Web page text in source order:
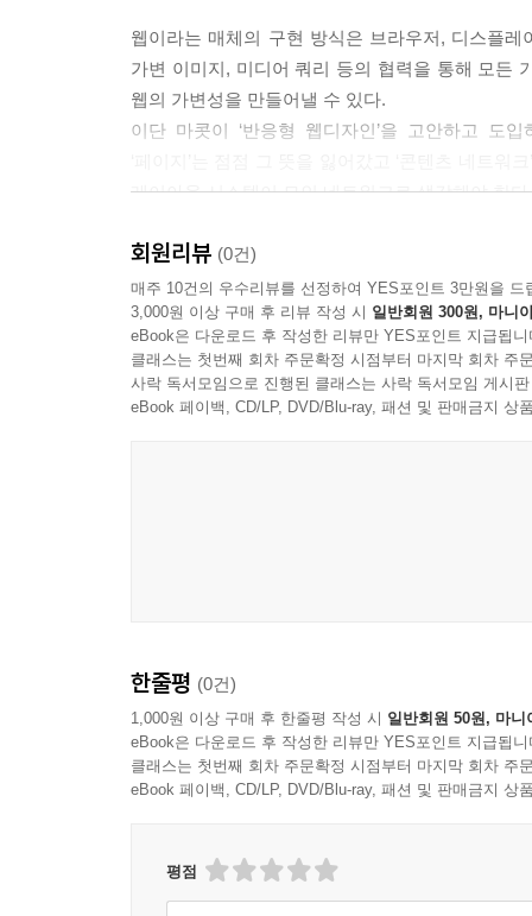
--- 「chapter 5 무한한 그리드 디자인하기」 중에서
웹이라는 매체의 구현 방식은 브라우저, 디스플
가변 이미지, 미디어 쿼리 등의 협력을 통해 모든
웹의 가변성을 만들어낼 수 있다.
이단 마콧이 ‘반응형 웹디자인’을 고안하고 도
레이아웃 시스템이 모인 네트워크로 생각해야 한
작게 시작해서 점차 늘려가기
콘텐츠에서부터 나아가는 접근법의 출발점은
확대해나가는 방식이다. 작은 화면에서 중요한 콘
대부분 데스크톱을 우선으로 하여 디자인한 다음
아니라 가장 먼저 중요한 콘텐츠를 확인하고
우선순위를 정하는 것이 중요한 이유다.
조건에 따른 로딩 방식은 반응형 디자인에서 꽤
할 수 있으며, 사용자가 화면에 보이는 정보량에
특히 내비게이션에 유용하다. 불필요한 정보와
유용한 기능은 쉽게 오용될 수 있는데, 작은 화면
콘텐츠를 완전히 숨기지 말라
맞지 않는 콘텐츠를 숨기는 것은 많은 반응형 사
회원리뷰 (0건)
매주 10건의 우수리뷰를 선정하여 YES포인트 3만원을 드
3,000원 이상 구매 후 리뷰 작성 시 일반회원 300원, 마니
eBook은 다운로드 후 작성한 리뷰만 YES포인트 지급됩니
클래스는 첫번째 회차 주문확정 시점부터 마지막 회차 주
사락 독서모임으로 진행된 클래스는 사락 독서모임 게시
eBook 페이백, CD/LP, DVD/Blu-ray, 패션 및 판매금지 상
한줄평 (0건)
1,000원 이상 구매 후 한줄평 작성 시 일반회원 50원, 마니
eBook은 다운로드 후 작성한 리뷰만 YES포인트 지급됩니
클래스는 첫번째 회차 주문확정 시점부터 마지막 회차 주
eBook 페이백, CD/LP, DVD/Blu-ray, 패션 및 판매금지 상
평점